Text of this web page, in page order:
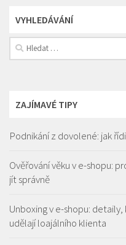
VYHLEDÁVÁNÍ
Vyhledávání
ZAJÍMAVÉ TIPY
Podnikání z dovolené: jak
Ověřování věku v e-shopu:
jít správně
Unboxing v e-shopu:
udělají loajálního klienta